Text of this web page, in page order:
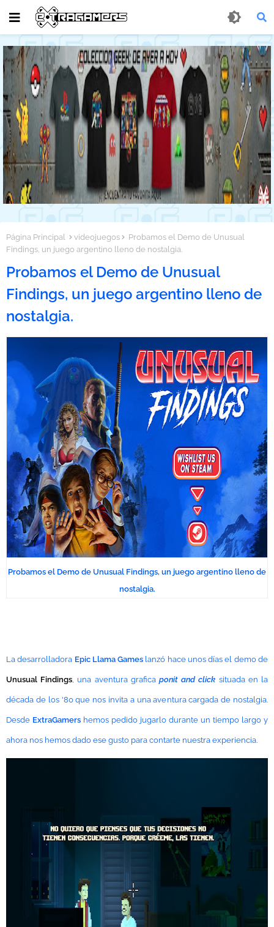
Página Principal videojuegos
Probamos el Demo de Unusual
Findings, un juego argentino lleno de nostalgia.
Probamos el Demo de Unusual
Findings, un juego argentino lleno de
nostalgia.
Probamos el Demo de Unusual Findings, un juego argentino lleno de
nostalgia.
La desarrolladora Epic Llama Games lanzó hace unos días el demo de
Unusual Findings, una aventura graficaponit and click situada en la
década de los '80 que nos invita a una aventura cargada de nostalgia.
Desde ExtraGamers hemos pedido jugarlo durante un tiempo largo y
ahora nos hemos dado ese gusto para contarte nuestra experiencia.